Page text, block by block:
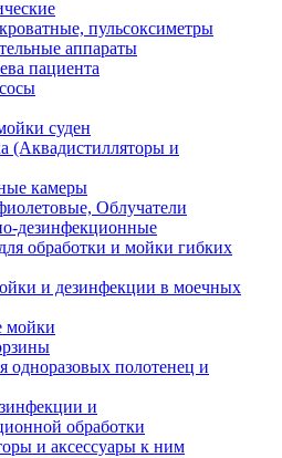
пульсоксиметры
аппараты
пациента
суден
(Аквадистилляторы и
камеры
Облучатели
дезинфекционные
обработки и мойки гибких
и дезинфекции в моечных
мойки
одноразовых полотенец и
и
обработки
и аксессуары к ним